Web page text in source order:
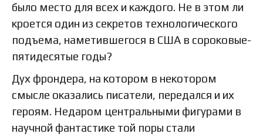
было место для всех и каждого. Не в этом ли
кроется один из секретов технологического
подъема, наметившегося в США в сороковые-
пятидесятые годы?
Дух фрондера, на котором в некотором
смысле оказались писатели, передался и их
героям. Недаром центральными фигурами в
научной фантастике той поры стали